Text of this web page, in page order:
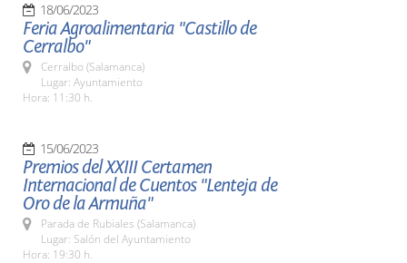
18/06/2023
Feria Agroalimentaria "Castillo de
Cerralbo"
Cerralbo (Salamanca)
Lugar: Ayuntamiento
Hora: 11:30 h.
15/06/2023
Premios del XXIII Certamen
Internacional de Cuentos "Lenteja de
Oro de la Armuña"
Parada de Rubiales (Salamanca)
Lugar: Salón del Ayuntamiento
Hora: 19:30 h.